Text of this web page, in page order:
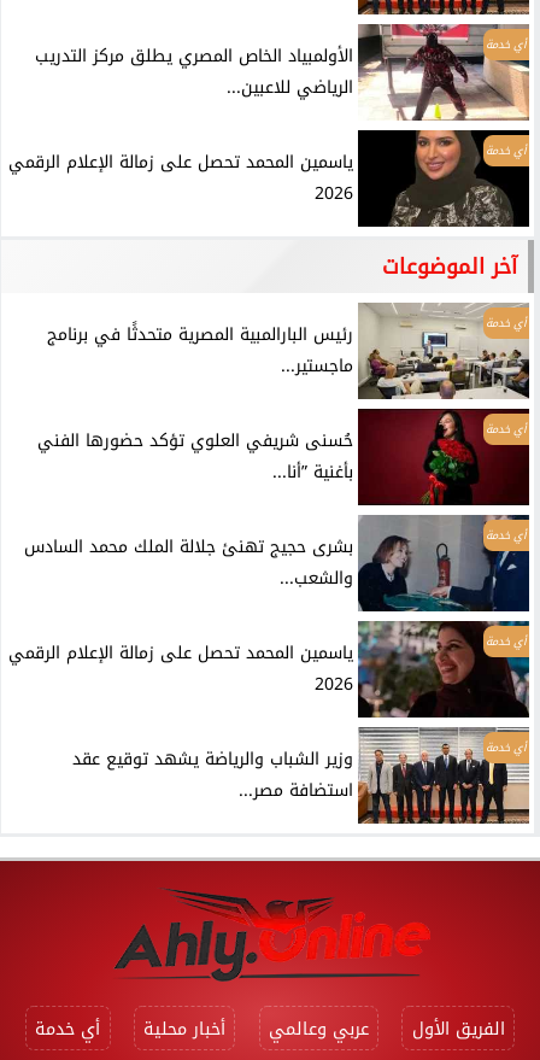
أي خدمة
الأولمبياد الخاص المصري يطلق مركز التدريب
الرياضي للاعبين...
أي خدمة
ياسمين المحمد تحصل على زمالة الإعلام الرقمي
2026
آخر الموضوعات
أي خدمة
رئيس البارالمبية المصرية متحدثًا في برنامج
ماجستير...
أي خدمة
حُسنى شريفي العلوي تؤكد حضورها الفني
بأغنية ”أنا...
أي خدمة
بشرى حجيج تهنئ جلالة الملك محمد السادس
والشعب...
أي خدمة
ياسمين المحمد تحصل على زمالة الإعلام الرقمي
2026
أي خدمة
وزير الشباب والرياضة يشهد توقيع عقد
استضافة مصر...
الفريق الأول عربي وعالمي أخبار محلية أي خدمة